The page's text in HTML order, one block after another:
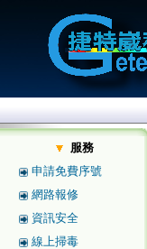
服務
申請免費序號
網路報修
資訊安全
線上掃毒